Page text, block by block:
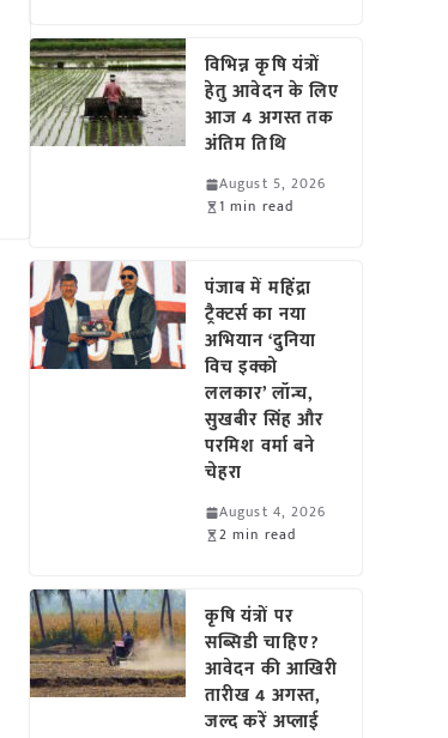
विभिन्न कृषि यंत्रों
हेतु आवेदन के लिए
आज 4 अगस्त तक
अंतिम तिथि
August 5, 2026
1 min read
पंजाब में महिंद्रा
ट्रैक्टर्स का नया
अभियान ‘दुनिया
विच इक्को
ललकार’ लॉन्च,
सुखबीर सिंह और
परमिश वर्मा बने
चेहरा
August 4, 2026
2 min read
कृषि यंत्रों पर
सब्सिडी चाहिए?
आवेदन की आखिरी
तारीख 4 अगस्त,
जल्द करें अप्लाई